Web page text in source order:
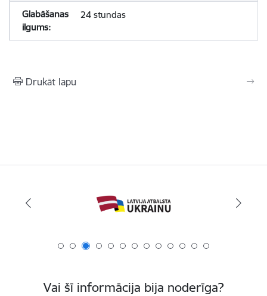
24 stundas
Drukāt lapu
Vai šī informācija bija noderīga?